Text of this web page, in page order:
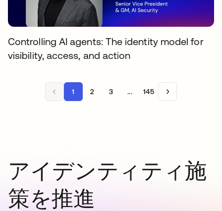
Controlling AI agents: The identity model for
visibility, access, and action
1 2 3 ... 145
アイデンティティ施
策を推進